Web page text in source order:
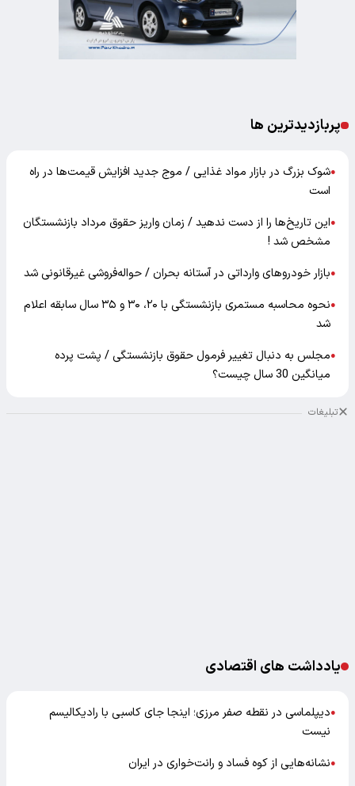
پربازدیدترین ها
●شوک بزرگ در بازار مواد غذایی / موج جدید افزایش قیمت‌ها در راه
است
●این تاریخ‌ها را از دست ندهید / زمان واریز حقوق مرداد بازنشستگان
مشخص شد !
●بازار خودرو‌های وارداتی در آستانه بحران / حواله‌فروشی غیرقانونی شد
●
نحوه محاسبه مستمری بازنشستگی با ۲۰، ۳۰ و ۳۵ سال سابقه اعلام
شد
●مجلس به دنبال تغییر فرمول حقوق بازنشستگی / پشت پرده
میانگین 30 سال چیست؟
تبلیغات
یادداشت های اقتصادی
●دیپلماسی در نقطه صفر مرزی؛ اینجا جای کاسبی با رادیکالیسم
نیست
●نشانه‌هایی از کوه فساد و رانت‌خواری در ایران